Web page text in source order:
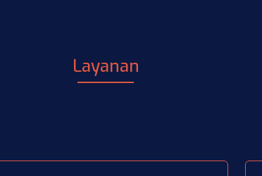
Layanan